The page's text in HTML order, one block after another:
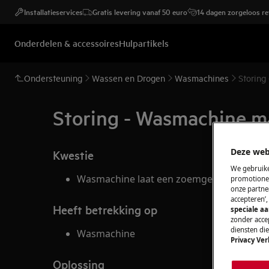
Installatieservices Gratis levering vanaf 50 euro 14 dagen zorgeloos
Onderdelen & accessoiresHulpartikels
Ondersteuning Wassen en Drogen Wasmachines
Storing - Wasmachine
Kwestie
Wasmachine laat een zoemgeluid horen
Heeft betrekking op
Wasmachine
Oplossing
Deze
We
onze
speciale
zonder
diensten
Privacy